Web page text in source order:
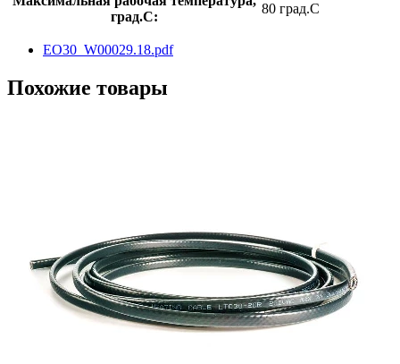
град.C:
80 град.C
EO30_W00029.18.pdf
Похожие товары